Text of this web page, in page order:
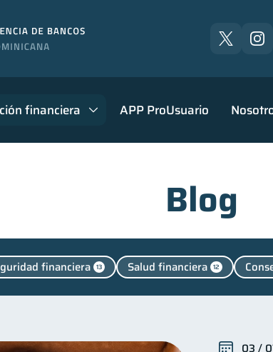
financiera APP ProUsuario
Blog
financiera 13 Salud financiera 12
03 /